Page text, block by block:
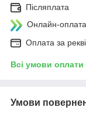
Післяплата
Онлайн-
Оплата за
Всі умови оплати
Умови